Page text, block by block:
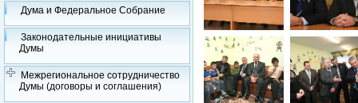
Дума и Федеральное Собрание
Законодательные инициативы
Думы
Межрегиональное сотрудничество
Думы (договоры и соглашения)